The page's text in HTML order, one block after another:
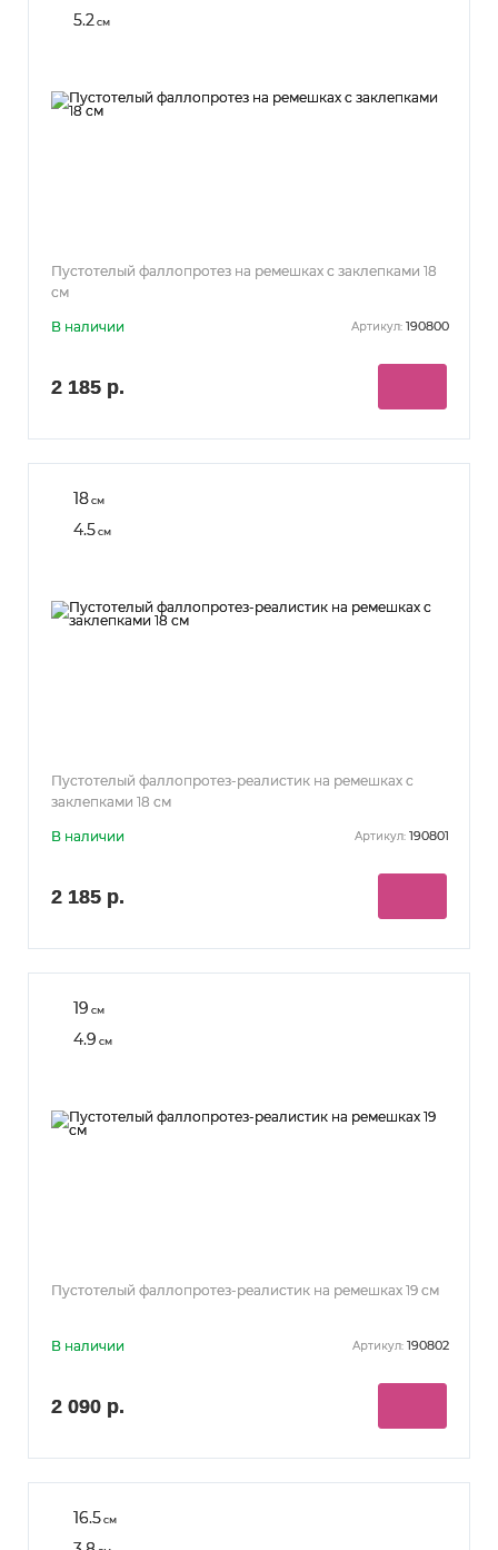
5.2 см
Пустотелый фаллопротез на ремешках с заклепками 18
см
В наличии Артикул: 190800
2 185 р.
18см
4.5см
Пустотелый фаллопротез-реалистик на ремешках с
заклепками 18 см
В наличии Артикул: 190801
2 185 р.
19 см
4.9 см
Пустотелый фаллопротез-реалистик на ремешках 19 см
В наличии Артикул: 190802
2 090 р.
16.5см